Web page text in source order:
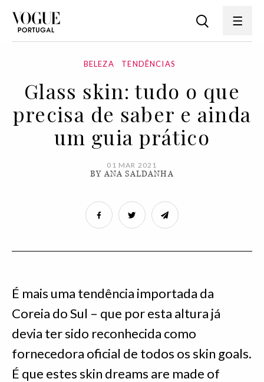
BELEZA TENDÊNCIAS
Glass skin: tudo o que
precisa de saber e ainda
um guia prático
01 MAR 2021
BY ANA SALDANHA
É mais uma tendência importada da
Coreia do Sul – que por esta altura já
devia ter sido reconhecida como
fornecedora oficial de todos os skin goals.
É que estes skin dreams are made of